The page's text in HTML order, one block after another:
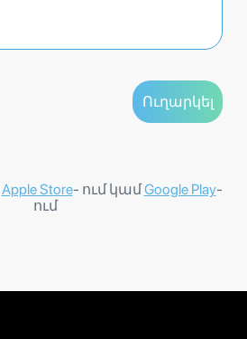
Apple Store- ում կամGoogle Play-
ում